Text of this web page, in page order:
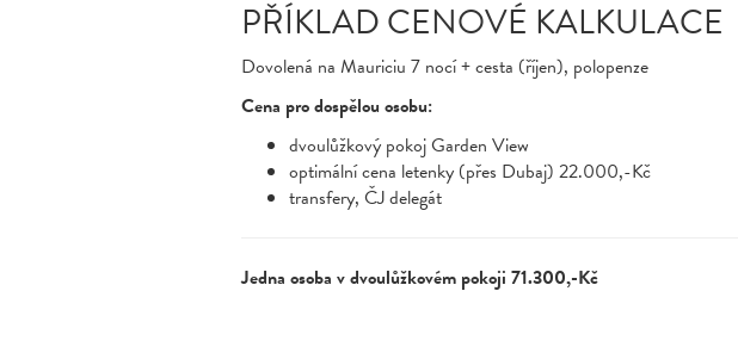
PŘÍKLAD CENOVÉ KALKULACE
Dovolená na Mauriciu 7 nocí + cesta (říjen), polopenze
Cena pro dospělou osobu:
dvoulůžkový pokoj Garden View
optimální cena letenky (přes Dubaj) 22.000,-Kč
transfery, ČJ delegát
Jedna osoba v dvoulůžkovém pokoji 71.300,-Kč